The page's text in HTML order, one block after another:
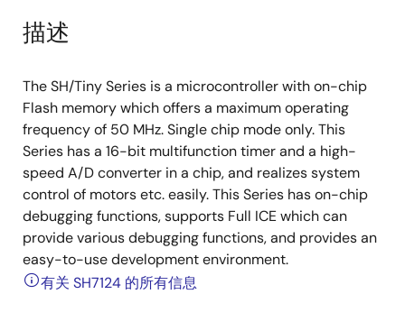
描述
The SH/Tiny Series is a microcontroller with on-chip
Flash memory which offers a maximum operating
frequency of 50 MHz. Single chip mode only. This
Series has a 16-bit multifunction timer and a high-
speed A/D converter in a chip, and realizes system
control of motors etc. easily. This Series has on-chip
debugging functions, supports Full ICE which can
provide various debugging functions, and provides an
easy-to-use development environment.
有关 SH7124 的所有信息